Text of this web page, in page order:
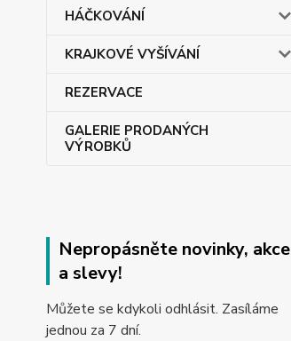
HÁČKOVÁNÍ
KRAJKOVÉ VYŠÍVÁNÍ
REZERVACE
GALERIE PRODANÝCH
VÝROBKŮ
Nepropásněte novinky, akce
a slevy!
Můžete se kdykoli odhlásit. Zasíláme
jednou za 7 dní.